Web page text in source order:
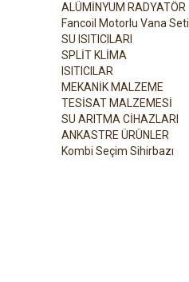
ALÜMİNYUM RADYATÖR
Fancoil Motorlu Vana Seti
SU ISITICILARI
SPLİT KLİMA
ISITICILAR
MEKANİK MALZEME
TESİSAT MALZEMESİ
SU ARITMA CİHAZLARI
ANKASTRE ÜRÜNLER
Kombi Seçim Sihirbazı